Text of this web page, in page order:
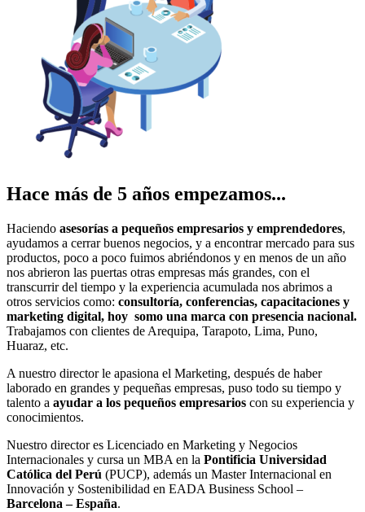
Hace más de 5 años empezamos...
Haciendo asesorías a pequeños empresarios y emprendedores,
ayudamos a cerrar buenos negocios, y a encontrar mercado para sus
productos, poco a poco fuimos abriéndonos y en menos de un año
nos abrieron las puertas otras empresas más grandes, con el
transcurrir del tiempo y la experiencia acumulada nos abrimos a
otros servicios como: consultoría, conferencias, capacitaciones y
marketing digital, hoy somo una marca con presencia nacional.
Trabajamos con clientes de Arequipa, Tarapoto, Lima, Puno,
Huaraz, etc.
A nuestro director le apasiona el Marketing, después de haber
laborado en grandes y pequeñas empresas, puso todo su tiempo y
talento a ayudar a los pequeños empresarios con su experiencia y
conocimientos.
Nuestro director es Licenciado en Marketing y Negocios
Internacionales y cursa un MBA en la Pontificia Universidad
Católica del Perú (PUCP), además un Master Internacional en
Innovación y Sostenibilidad en EADA Business School –
Barcelona – España.